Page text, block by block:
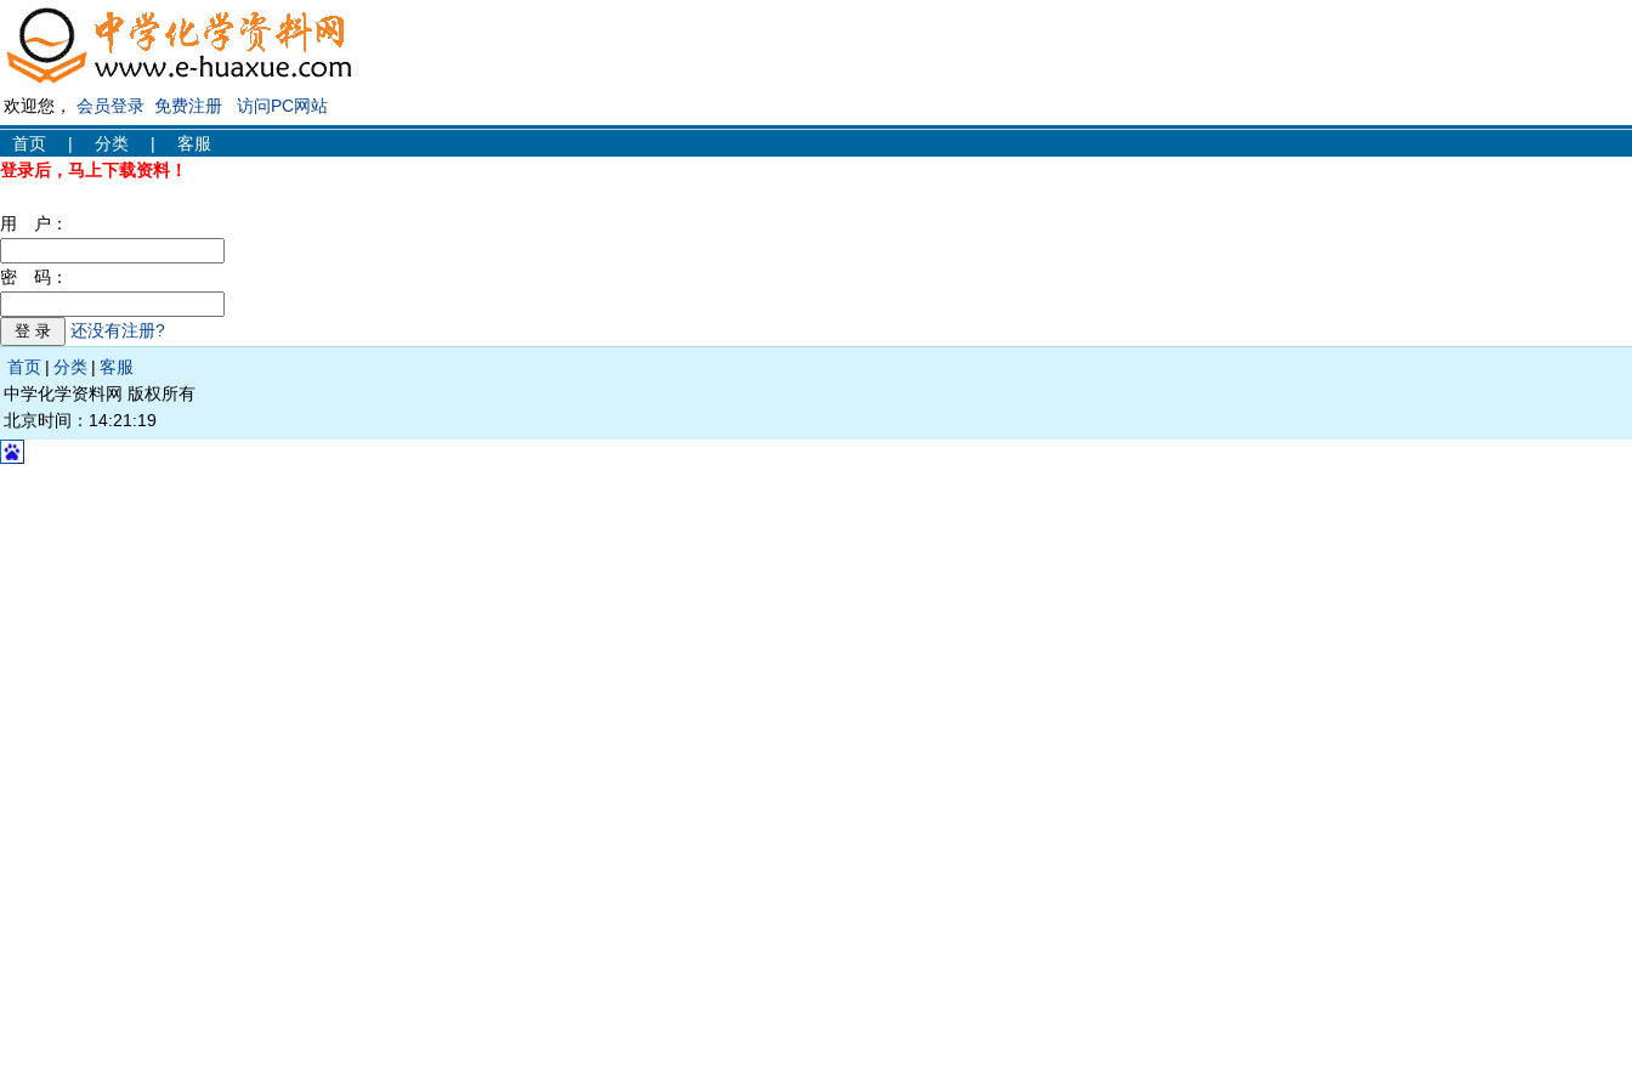
欢迎您， 会员登录 免费注册
访问PC网站
首页
| 分类 |
客服
登录后，马上下载资料！
用 户：
密 码：
还没有注册?
首页 | 分类 | 客服
中学化学资料网 版权所有
北京时间：14:21:19